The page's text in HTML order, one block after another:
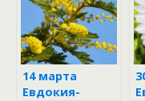
14 марта
Евдокия-